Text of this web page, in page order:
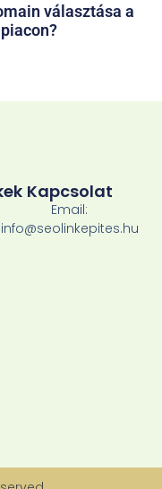
választása a
Kapcsolat
Email:
info@seolinkepites.hu